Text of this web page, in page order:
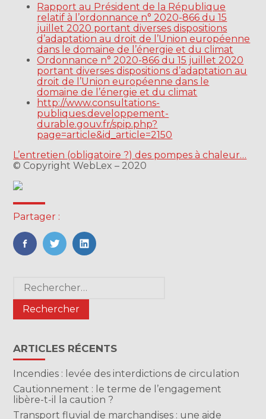
Rapport au Président de la République
relatif à l’ordonnance n° 2020-866 du 15
juillet 2020 portant diverses dispositions
d’adaptation au droit de l’Union européenne
dans le domaine de l’énergie et du climat
Ordonnance n° 2020-866 du 15 juillet 2020
portant diverses dispositions d’adaptation au
droit de l’Union européenne dans le
domaine de l’énergie et du climat
http://www.consultations-
publiques.developpement-
durable.gouv.fr/spip.php?
page=article&id_article=2150
L’entretien (obligatoire ?) des pompes à chaleur…
© Copyright WebLex – 2020
Partager :
FaceBook
TwitterLinkedIn
Blog
sidebar
Rechercher :
ARTICLES RÉCENTS
Incendies : levée des interdictions de circulation
Cautionnement : le terme de l’engagement
libère-t-il la caution ?
Transport fluvial de marchandises : une aide